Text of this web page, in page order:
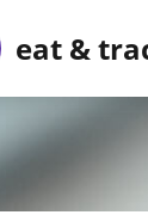
eat &